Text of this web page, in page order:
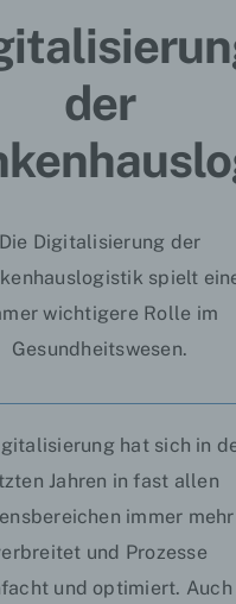
der
Die Digitalisierung der
spielt
wichtigere Rolle im
Gesundheitswesen.
hat sich in
Jahren in fast allen
immer mehr
und Prozesse
und optimiert. Auch